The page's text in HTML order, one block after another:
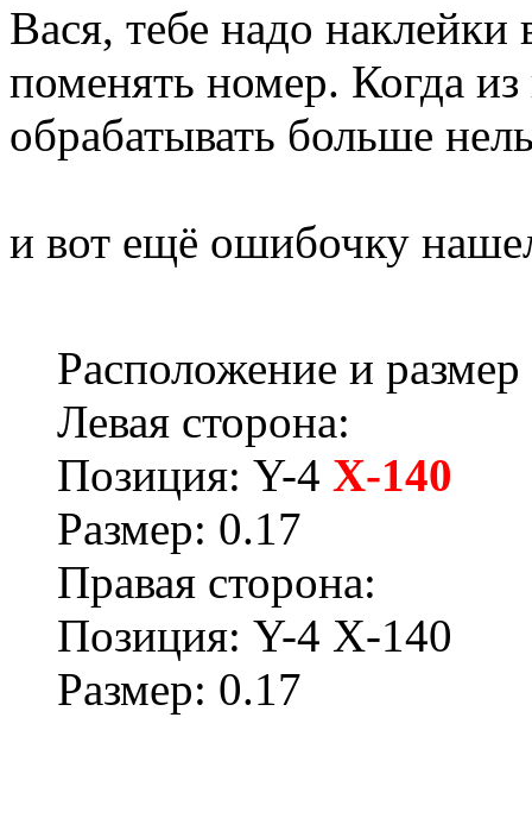
Вася, тебе надо
поменять номер. Когда
обрабатывать больше
и вот ещё ошибочку
Расположение и размер
Левая сторона:
Позиция: Y-4 X-140
Размер: 0.17
Правая сторона:
Позиция: Y-4 X-140
Размер: 0.17